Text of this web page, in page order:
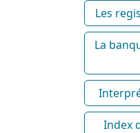
Les
La
Index